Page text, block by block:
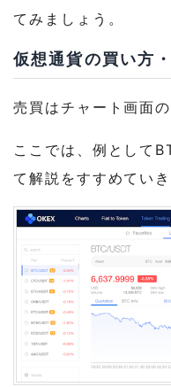
てみましょう。
仮想通貨の買い方
売買はチャート画面
ここでは、例として
て解説をすすめていき